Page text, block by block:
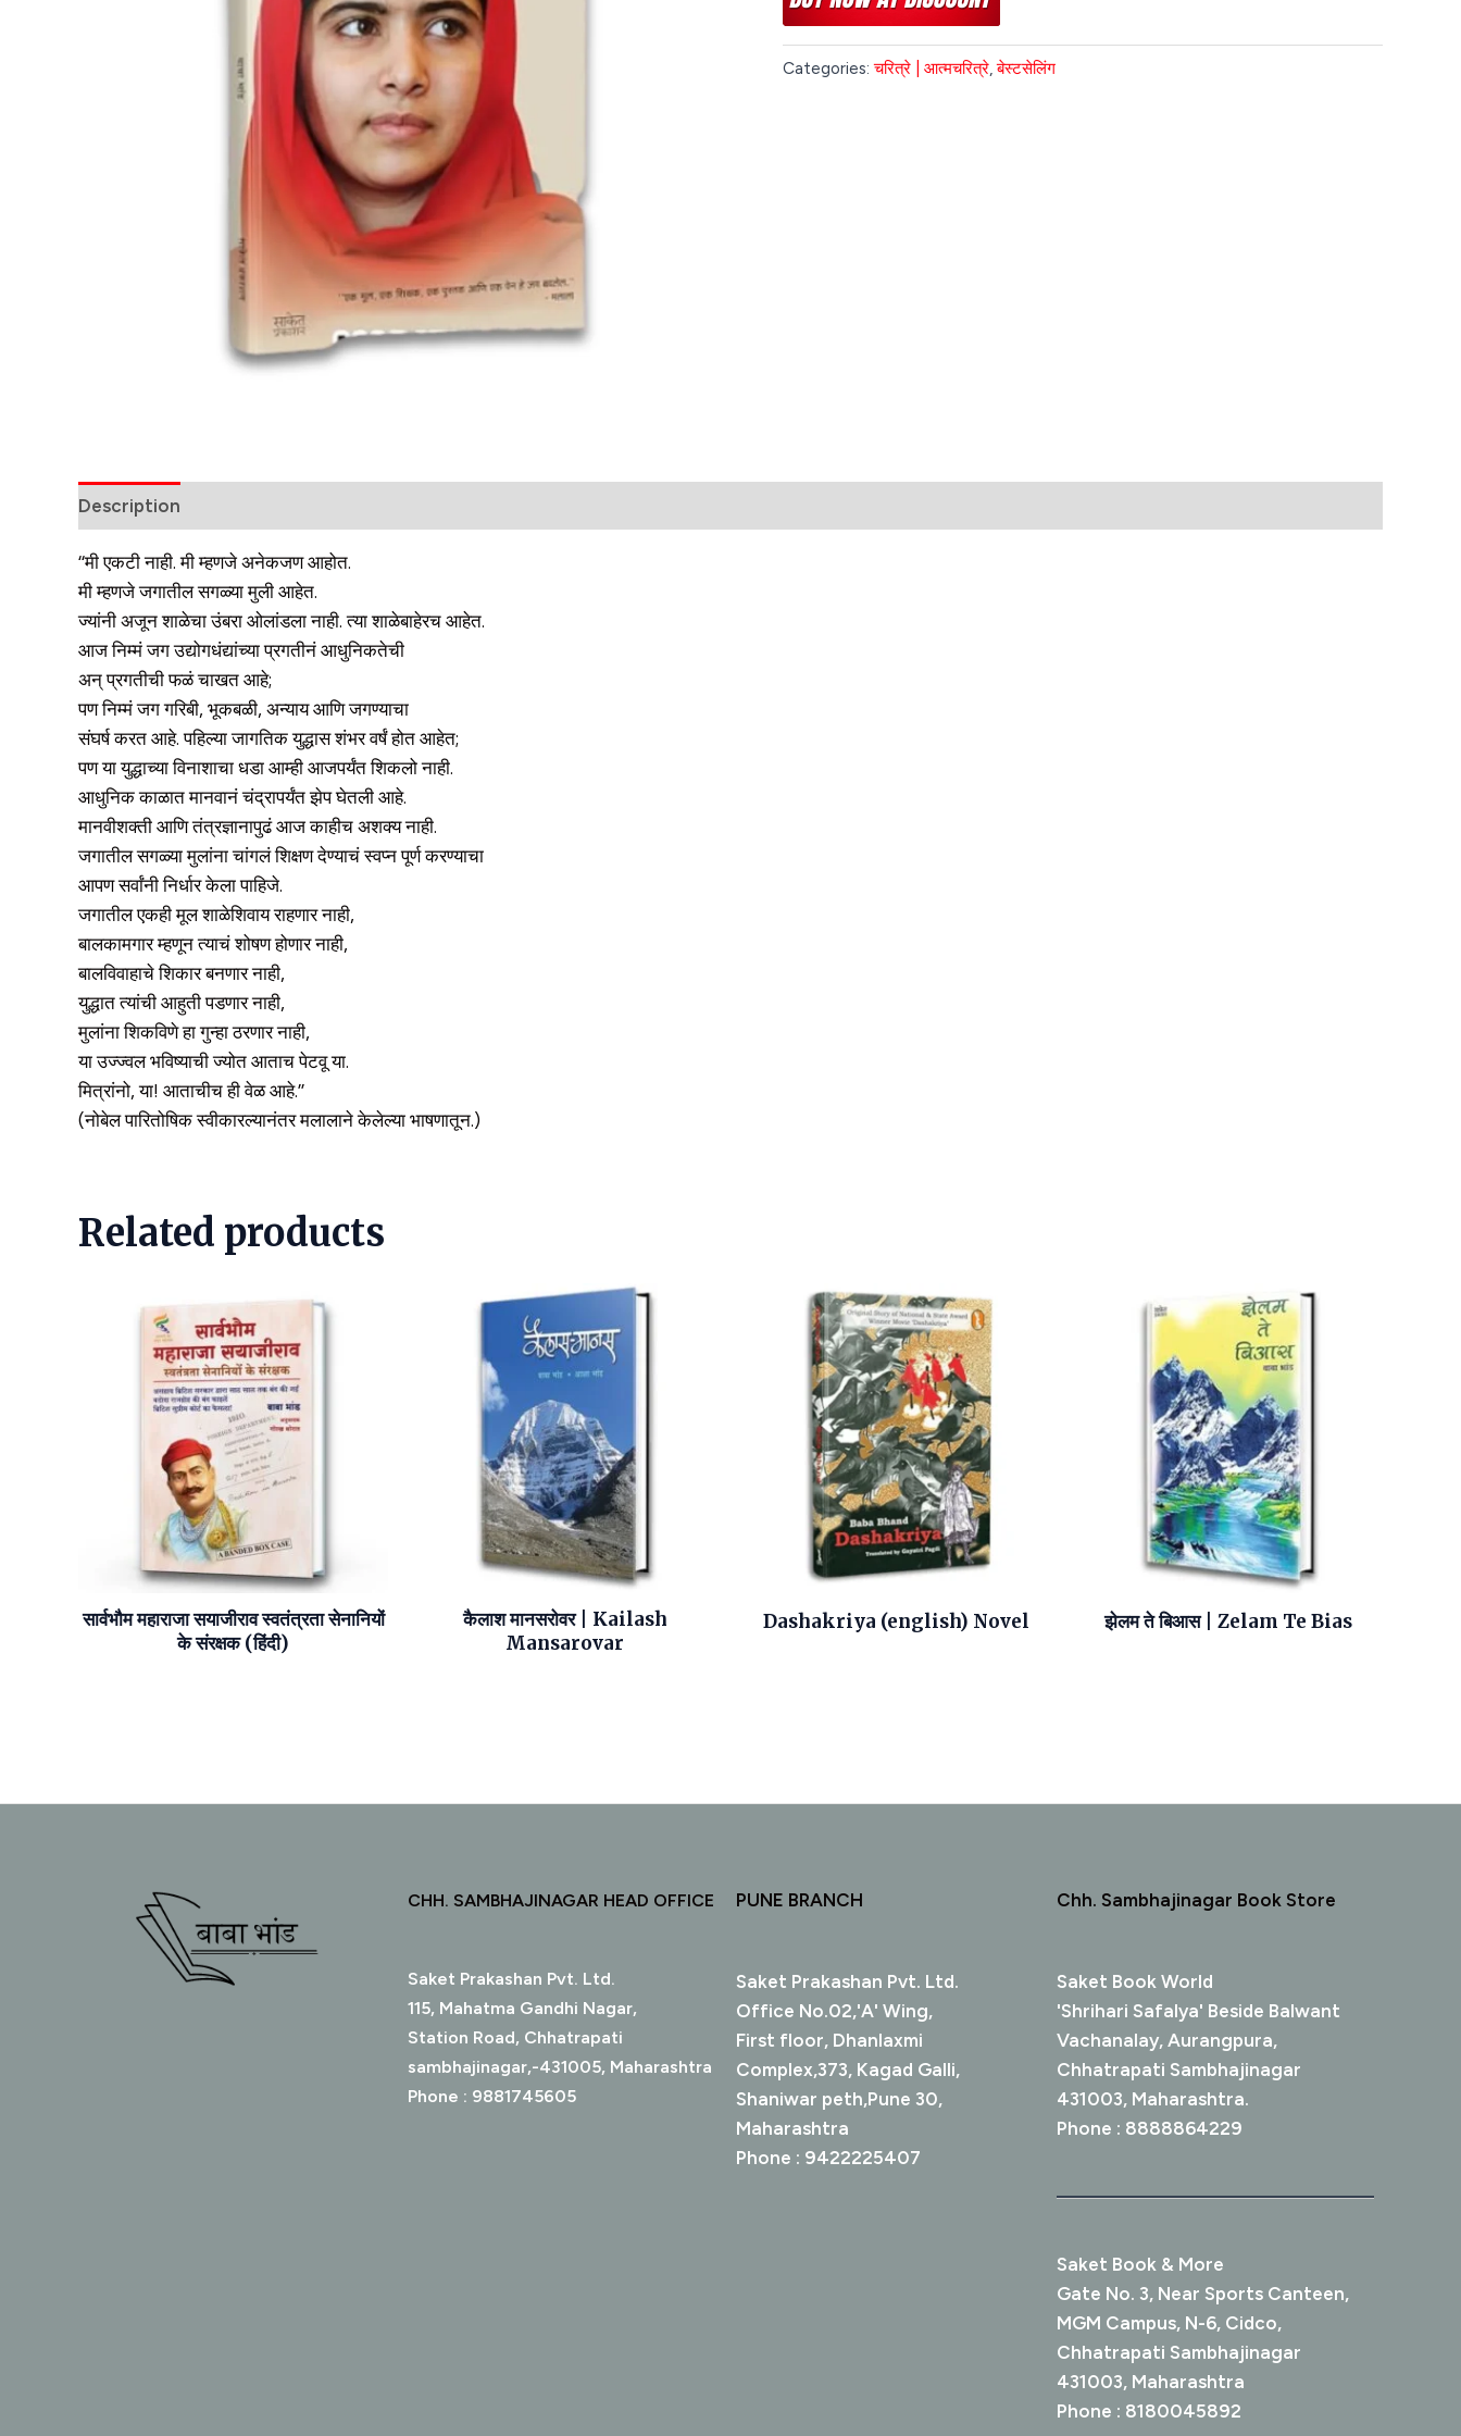
Categories:चरित्रे | आत्मचरित्रे,बेस्टसेलिंग
Description
‘‘मी एकटी नाही. मी म्हणजे अनेकजण आहोत.
मी म्हणजे जगातील सगळ्या मुली आहेत.
ज्यांनी अजून शाळेचा उंबरा ओलांडला नाही. त्या शाळेबाहेरच आहेत.
आज निम्मं जग उद्योगधंद्यांच्या प्रगतीनं आधुनिकतेची
अन् प्रगतीची फळं चाखत आहे;
पण निम्मं जग गरिबी, भूकबळी, अन्याय आणि जगण्याचा
संघर्ष करत आहे. पहिल्या जागतिक युद्धास शंभर वर्षं होत आहेत;
पण या युद्धाच्या विनाशाचा धडा आम्ही आजपर्यंत शिकलो नाही.
आधुनिक काळात मानवानं चंद्रापर्यंत झेप घेतली आहे.
मानवीशक्ती आणि तंत्रज्ञानापुढं आज काहीच अशक्य नाही.
जगातील सगळ्या मुलांना चांगलं शिक्षण देण्याचं स्वप्न पूर्ण करण्याचा
आपण सर्वांनी निर्धार केला पाहिजे.
जगातील एकही मूल शाळेशिवाय राहणार नाही,
बालकामगार म्हणून त्याचं शोषण होणार नाही,
बालविवाहाचे शिकार बनणार नाही,
युद्धात त्यांची आहुती पडणार नाही,
मुलांना शिकविणे हा गुन्हा ठरणार नाही,
या उज्ज्वल भविष्याची ज्योत आताच पेटवू या.
मित्रांनो, या! आताचीच ही वेळ आहे.’’
(नोबेल पारितोषिक स्वीकारल्यानंतर मलालाने केलेल्या भाषणातून.)
Related products
सार्वभौम महाराजा सयाजीराव स्वतंत्रता सेनानियों
के संरक्षक (हिंदी)
कैलाश मानसरोवर | Kailash
Mansarovar
Dashakriya (english) Novel झेलम ते बिआस | Zelam Te Bias
CHH. SAMBHAJINAGAR HEAD OFFICE
Saket Prakashan Pvt. Ltd.
115, Mahatma Gandhi Nagar,
Station Road, Chhatrapati
sambhajinagar,-431005, Maharashtra
Phone : 9881745605
PUNE BRANCH
Saket Prakashan Pvt. Ltd.
Office No.02,'A' Wing,
First floor, Dhanlaxmi
Complex,373, Kagad Galli,
Shaniwar peth,Pune 30,
Maharashtra
Phone : 9422225407
Chh. Sambhajinagar Book Store
Saket Book World
'Shrihari Safalya' Beside Balwant
Vachanalay, Aurangpura,
Chhatrapati Sambhajinagar
431003, Maharashtra.
Phone : 8888864229
Saket Book & More
Gate No. 3, Near Sports Canteen,
MGM Campus, N-6, Cidco,
Chhatrapati Sambhajinagar
431003, Maharashtra
Phone : 8180045892